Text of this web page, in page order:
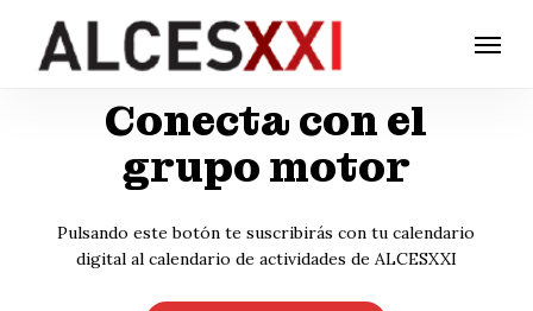
Menu
Conecta con el
grupo motor
Pulsando este botón te suscribirás con tu calendario
digital al calendario de actividades de ALCESXXI